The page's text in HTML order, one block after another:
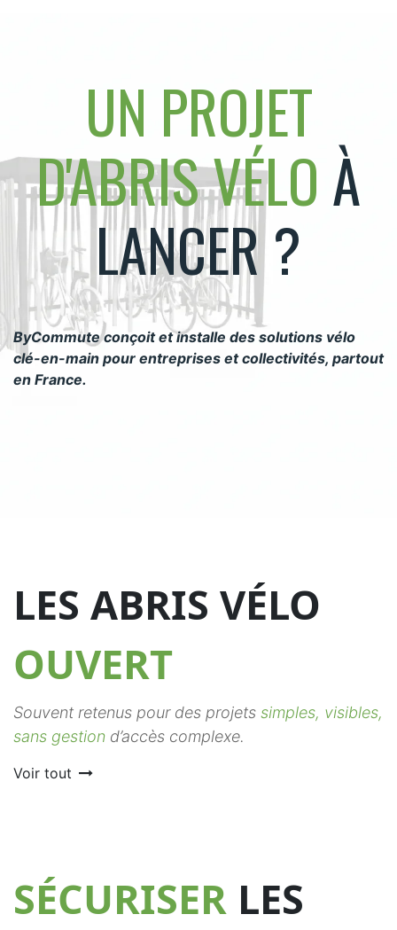
UN PROJET
D'ABRIS VÉLOÀ
LANCER ?
ByCommute conçoit et installe des solutions vélo
clé-en-main pour entreprises et collectivités, partout
en France.
LES ABRIS VÉLO
OUVERT
Souvent retenus pour des projets simples, visibles,
sans gestion d’accès complexe.
Voir tout
SÉCURISER LES